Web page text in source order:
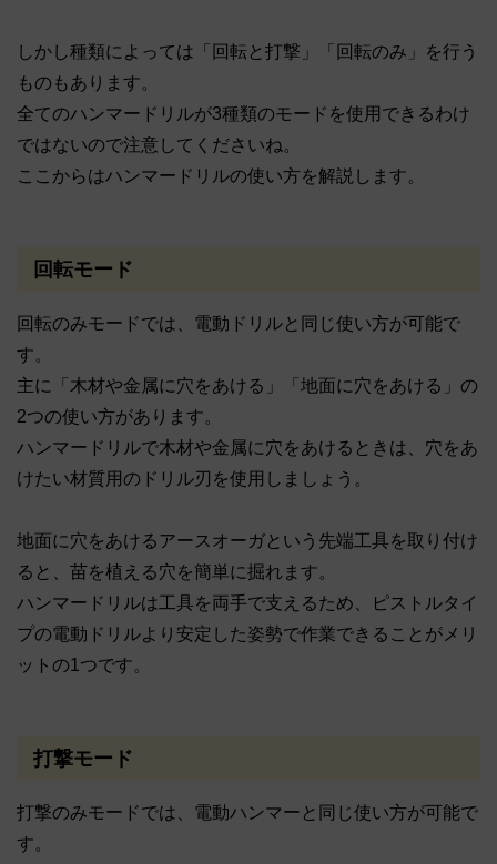
しかし種類によっては「回転と打撃」「回転のみ」を行う
ものもあります。
全てのハンマードリルが3種類のモードを使用できるわけ
ではないので注意してくださいね。
ここからはハンマードリルの使い方を解説します。
回転モード
回転のみモードでは、電動ドリルと同じ使い方が可能で
す。
主に「木材や金属に穴をあける」「地面に穴をあける」の
2つの使い方があります。
ハンマードリルで木材や金属に穴をあけるときは、穴をあ
けたい材質用のドリル刃を使用しましょう。
地面に穴をあけるアースオーガという先端工具を取り付け
ると、苗を植える穴を簡単に掘れます。
ハンマードリルは工具を両手で支えるため、ピストルタイ
プの電動ドリルより安定した姿勢で作業できることがメリ
ットの1つです。
打撃モード
打撃のみモードでは、電動ハンマーと同じ使い方が可能で
す。